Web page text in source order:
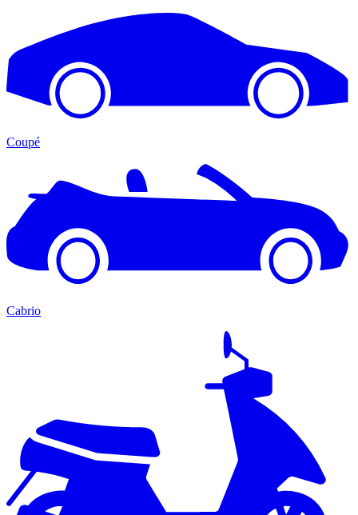
Coupé
Cabrio